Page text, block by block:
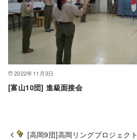
2022年11月3日
[富山10団] 進級面接会
[高岡9団]高岡リングプロジェクト